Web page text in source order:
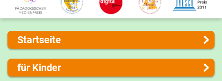
Startseite
Über uns
Presse
für Kinder